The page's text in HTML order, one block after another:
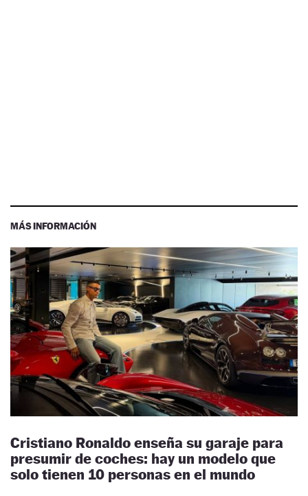
MÁS INFORMACIÓN
Cristiano Ronaldo enseña su garaje para
presumir de coches: hay un modelo que
solo tienen 10 personas en el mundo